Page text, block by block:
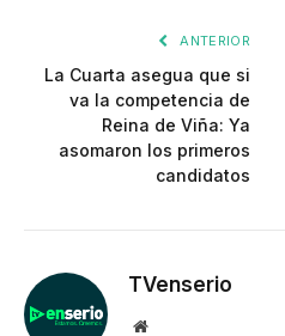
ANTERIOR
La Cuarta asegua que si
va la competencia de
Reina de Viña: Ya
asomaron los primeros
candidatos
TVenserio
Website